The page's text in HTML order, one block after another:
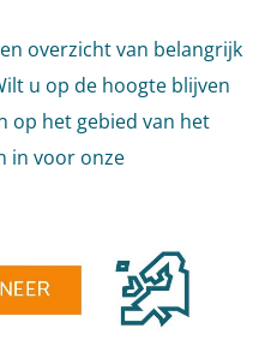
overzicht van belangrijk
u op de hoogte blijven
op het gebied van het
in voor onze